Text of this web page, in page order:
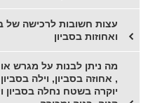
עצות חשובות לרכישה של
ואחוזות בסביון
מה ניתן לבנות על מגרש
, אחוזה בסביון, וילה
יוקרה בשטח נחלה בסביון